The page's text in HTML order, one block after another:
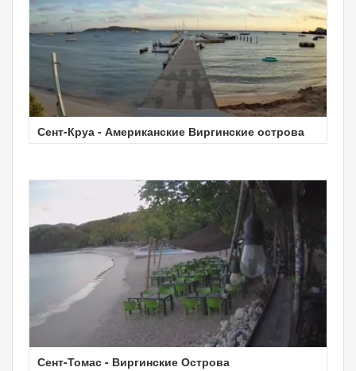
Сент-Круа - Американские Виргинские острова
Сент-Томас - Виргинские Острова